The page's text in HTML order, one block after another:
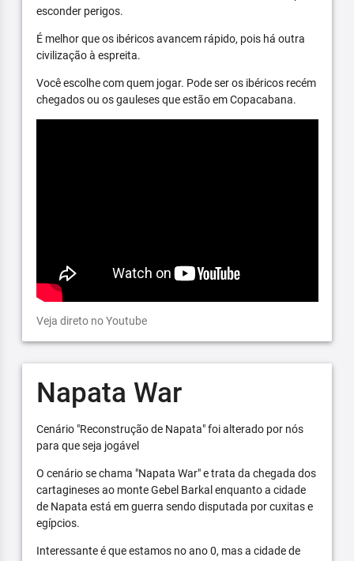
esconder perigos.
É melhor que os ibéricos avancem rápido, pois há outra
civilização à espreita.
Você escolhe com quem jogar. Pode ser os ibéricos recém
chegados ou os gauleses que estão em Copacabana.
Veja direto no Youtube
Napata War
Cenário "Reconstrução de Napata" foi alterado por nós
para que seja jogável
O cenário se chama "Napata War" e trata da chegada dos
cartagineses ao monte Gebel Barkal enquanto a cidade
de Napata está em guerra sendo disputada por cuxitas e
egípcios.
Interessante é que estamos no ano 0, mas a cidade de